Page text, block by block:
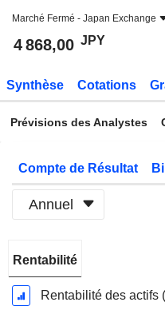
Marché Fermé - Japan Exchange
4 868,00 JPY
Synthèse Cotations
Prévisions des Analystes
Compte de Résultat
Annuel
Fiscale:
Mars
Rentabilité
Rentabilité des actifs